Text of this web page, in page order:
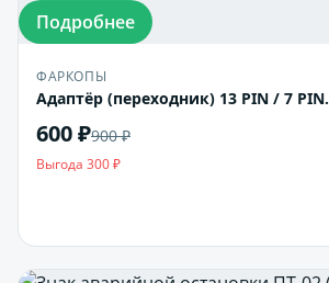
Подробнее
ФАРКОПЫ
Адаптёр (переходник) 13 PIN / 7 PIN.
600 ₽900 ₽
Выгода 300 ₽